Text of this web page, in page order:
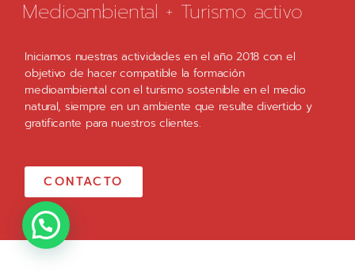
Medioambiental + Turismo activo
Iniciamos nuestras actividades en el año 2018 con el
objetivo de hacer compatible la formación
medioambiental con el turismo sostenible en el medio
natural, siempre en un ambiente que resulte divertido y
gratificante para nuestros clientes.
CONTACTO